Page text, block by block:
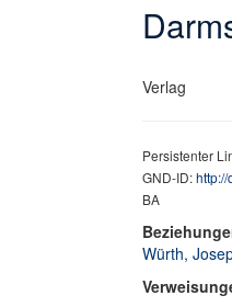
Verlag
Persistenter
GND-ID:
BA
Würth,